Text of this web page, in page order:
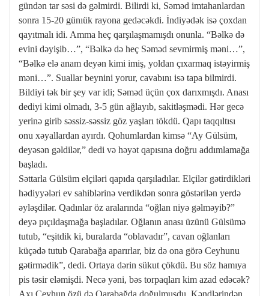
gündən tar səsi də gəlmirdi. Bilirdi ki, Səməd imtahanlardan
sonra 15-20 günıük rayona gedəcəkdi. İndiyədək isə çoxdan
qayıtmalı idi. Amma heç qarşılaşmamışdı onunla. “Bəlkə də
evini dəyişib…”, “Bəlkə də heç Səməd sevmirmiş məni…”,
“Bəlkə elə anam deyən kimi imiş, yoldan çıxarmaq istəyirmiş
məni…”. Suallar beynini yorur, cavabını isə tapa bilmirdi.
Bildiyi tək bir şey var idi; Səməd üçün çox darıxmışdı. Anası
dediyi kimi olmadı, 3-5 gün ağlayıb, sakitləşmədi. Hər gecə
yerinə girib səssiz-səssiz göz yaşları tökdü. Qapı taqqıltısı
onu xəyallardan ayırdı. Qohumlardan kimsə “Ay Gülsüm,
deyəsən gəldilər,” dedi və həyət qapısına doğru addımlamağa
başladı.
Səttarla Gülsüm elçiləri qapıda qarşıladılar. Elçilər gətirdikləri
hədiyyələri ev sahiblərinə verdikdən sonra göstərilən yerdə
əyləşdilər. Qadınlar öz aralarında “oğlan niyə gəlməyib?”
deyə pıçıldaşmağa başladılar. Oğlanın anası üzünü Gülsümə
tutub, “eşitdik ki, buralarda “oblavadır”, cavan oğlanları
küçədə tutub Qarabağa aparırlar, biz də ona görə Ceyhunu
gətirmədik”, dedi. Ortaya dərin sükut çökdü. Bu söz hamıya
pis təsir eləmişdi. Necə yəni, bəs torpaqları kim azad edəcək?